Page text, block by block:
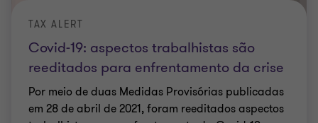
Covid-19: aspectos trabalhistas são
reeditados para enfrentamento da crise
TAX ALERT
Por meio de duas Medidas Provisórias publicadas
em 28 de abril de 2021, foram reeditados aspectos